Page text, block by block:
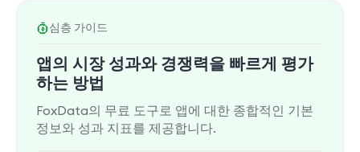
심층 가이드
앱의 시장 성과와 경쟁력을 빠르게 평가
하는 방법
FoxData의 무료 도구로 앱에 대한 종합적인 기본
정보와 성과 지표를 제공합니다.